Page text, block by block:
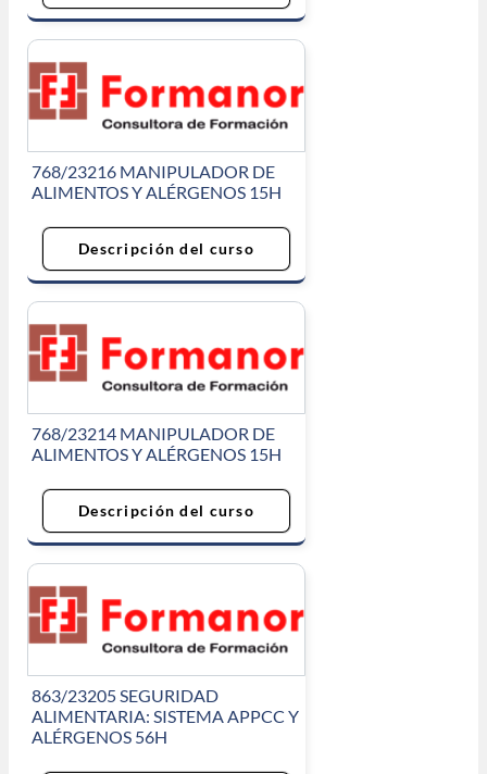
768/23216 MANIPULADOR DE
ALIMENTOS Y ALÉRGENOS 15H
Descripción del curso
768/23214 MANIPULADOR DE
ALIMENTOS Y ALÉRGENOS 15H
Descripción del curso
863/23205 SEGURIDAD
ALIMENTARIA: SISTEMA APPCC Y
ALÉRGENOS 56H